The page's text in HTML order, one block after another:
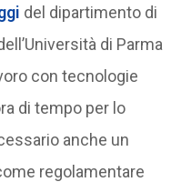
del dipartimento di
di Parma
con tecnologie
di tempo per lo
anche un
regolamentare